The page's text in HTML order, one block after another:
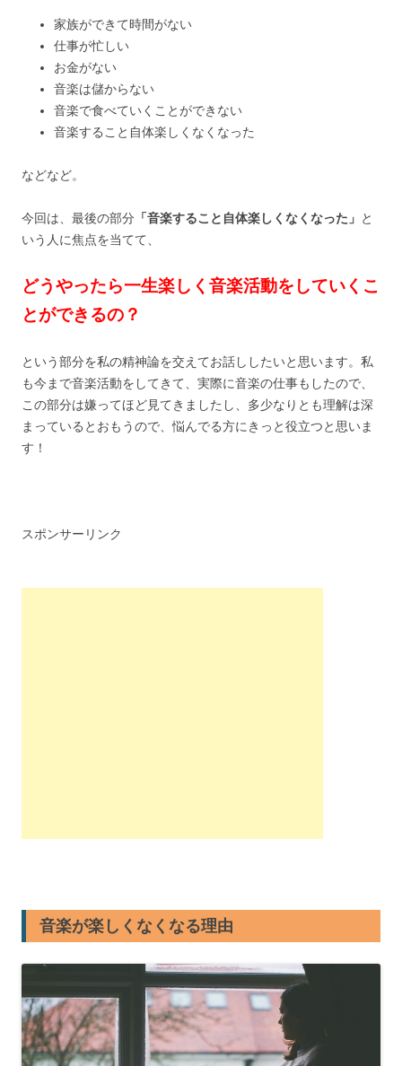
家族ができて時間がない
仕事が忙しい
お金がない
音楽は儲からない
音楽で食べていくことができない
音楽すること自体楽しくなくなった
などなど。
今回は、最後の部分 「音楽すること自体楽しくなくなった」 と
いう人に焦点を当てて、
どうやったら一生楽しく音楽活動をしていくこ
とができるの？
という部分を私の精神論を交えてお話ししたいと思います。私
も今まで音楽活動をしてきて、実際に音楽の仕事もしたので、
この部分は嫌ってほど見てきましたし、多少なりとも理解は深
まっているとおもうので、悩んでる方にきっと役立つと思いま
す！
スポンサーリンク
音楽が楽しくなくなる理由